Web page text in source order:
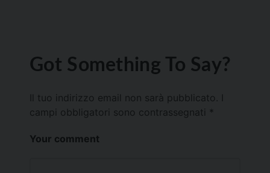
Got Something To Say?
Il tuo indirizzo email non sarà pubblicato.
campi obbligatori sono contrassegnati *
Your comment